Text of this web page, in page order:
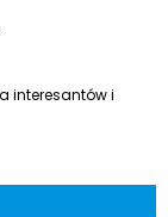
interesantów i